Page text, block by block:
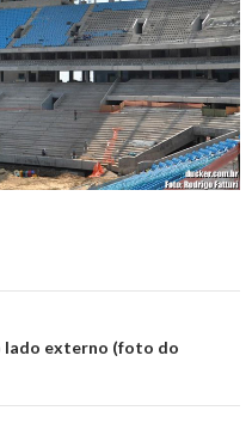
lado externo (foto do